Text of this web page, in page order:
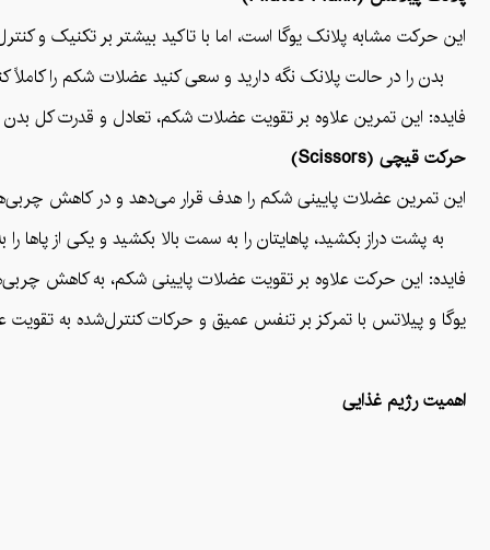
این حرکت مشابه پلانک یوگا است، اما با تاکید بیشتر بر تکنیک و
بدن را در حالت پلانک نگه دارید و سعی کنید عضلات شکم را کاملاً
فایده: این تمرین علاوه بر تقویت عضلات شکم، تعادل و قدرت کل
حرکت قیچی (Scissors)
این تمرین عضلات پایینی شکم را هدف قرار می‌دهد و در کاهش
به پشت دراز بکشید، پاهایتان را به سمت بالا بکشید و یکی از پاها
فایده: این حرکت علاوه بر تقویت عضلات پایینی شکم، به کاهش
یوگا و پیلاتس با تمرکز بر تنفس عمیق و حرکات کنترل‌شده به
اهمیت رژیم غذایی